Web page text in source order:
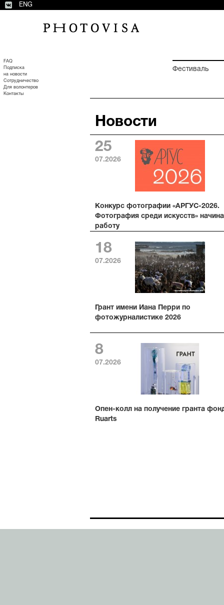
ENG
Фестиваль
FAQ
Подписка
на новости
Сотрудничество
Для волонтеров
Контакты
Новости
25
07.2026
Конкурс фотографии «АРГУС-2026.
Фотография среди искусств»
работу
18
07.2026
Грант имени Иана Перри по
фотожурналистике 2026
8
07.2026
Опен-колл на получение гранта
Ruarts